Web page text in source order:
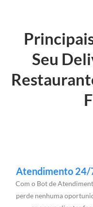
Seu
Atendimento 24/
Com o Bot de
perde nenhuma